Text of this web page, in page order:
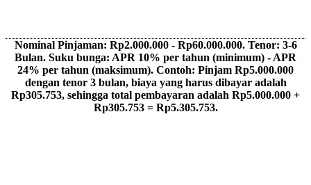
Nominal Pinjaman: Rp2.000.000 - Rp60.000.000. Tenor: 3-6
Bulan. Suku bunga: APR 10% per tahun (minimum) - APR
24% per tahun (maksimum). Contoh: Pinjam Rp5.000.000
dengan tenor 3 bulan, biaya yang harus dibayar adalah
Rp305.753, sehingga total pembayaran adalah Rp5.000.000 +
Rp305.753 = Rp5.305.753.